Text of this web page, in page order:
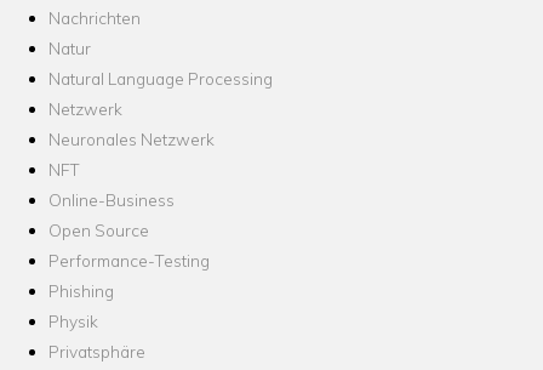
Nachrichten
Natur
Natural Language Processing
Netzwerk
Neuronales Netzwerk
NFT
Online-Business
Open Source
Performance-Testing
Phishing
Physik
Privatsphäre